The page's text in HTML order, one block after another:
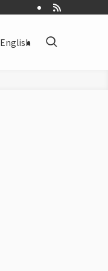
English